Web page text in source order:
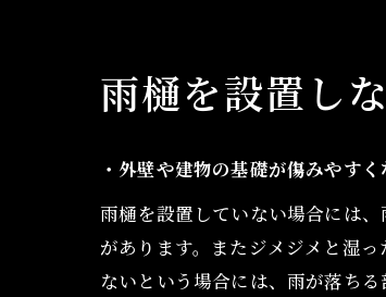
雨樋を設置し
・外壁や建物の基礎が傷みやすく
雨樋を設置していない場合には
があります。またジメジメと湿
ないという場合には、雨が落ち